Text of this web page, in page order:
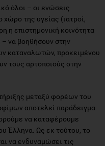
όλοι – οι ενώσεις
της υγείας (ιατροί,
η επιστημονική κοινότητα
– να βοηθήσουν στην
καταναλωτών, προκειμένου
τους αρτοποιούς στην
μεταξύ φορέων του
αποτελεί παράδειγμα
να καταφέρουμε
Έλληνα. Ως εκ τούτου, το
να ενδυναμώσει τις